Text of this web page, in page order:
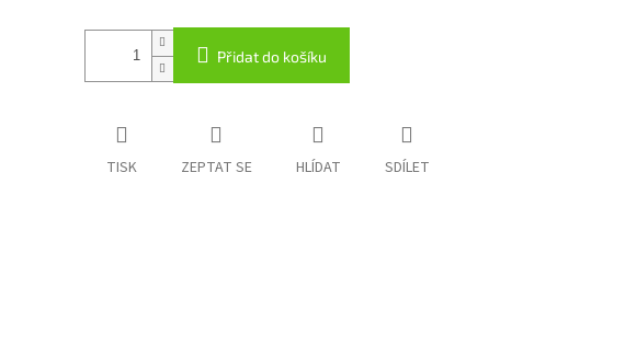
Přidat do košíku
TISK ZEPTAT SE HLÍDAT SDÍLET